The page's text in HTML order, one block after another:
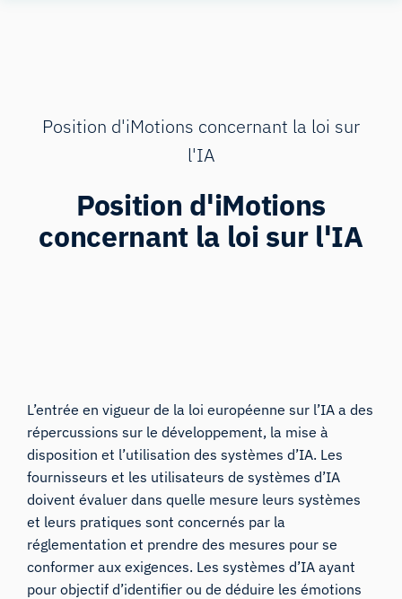
Position d'iMotions concernant la loi sur
l'IA
Position d'iMotions
concernant la loi sur l'IA
L’entrée en vigueur de la loi européenne sur l’IA a des
répercussions sur le développement, la mise à
disposition et l’utilisation des systèmes d’IA. Les
fournisseurs et les utilisateurs de systèmes d’IA
doivent évaluer dans quelle mesure leurs systèmes
et leurs pratiques sont concernés par la
réglementation et prendre des mesures pour se
conformer aux exigences. Les systèmes d’IA ayant
pour objectif d’identifier ou de déduire les émotions